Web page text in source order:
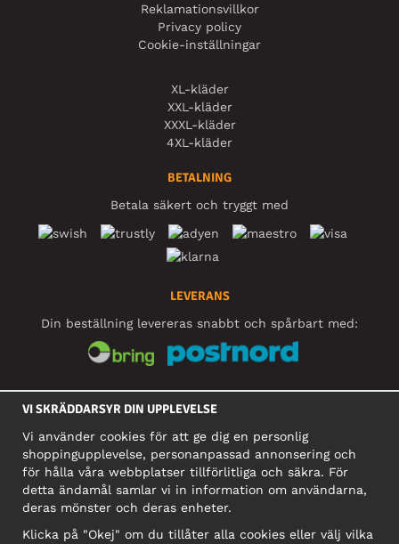
Reklamationsvillkor
Privacy policy
Cookie-inställningar
XL-kläder
XXL-kläder
XXXL-kläder
4XL-kläder
BETALNING
Betala säkert och tryggt med
LEVERANS
Din beställning levereras snabbt och spårbart med:
SOCIALA MEDIER
FÖRETAG
Motley Denim Europe OÜ
Narva mnt 5, EE-10117 Tallinn
Org: 12356245, Momsnummer: SE502090048501
VI SKRÄDDARSYR DIN UPPLEVELSE
Vi använder cookies för att ge dig en personlig
shoppingupplevelse, personanpassad annonsering och
för hålla våra webbplatser tillförlitliga och säkra. För
detta ändamål samlar vi in information om användarna,
deras mönster och deras enheter.
Klicka på "Okej" om du tillåter alla cookies eller välj vilka